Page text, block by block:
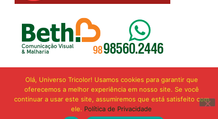
Olá, Universo Tricolor! Usamos cookies para garantir que
oferecemos a melhor experiência em nosso site. Se você
continuar a usar este site, assumiremos que está satisfeito com
ele. Política de Privacidade